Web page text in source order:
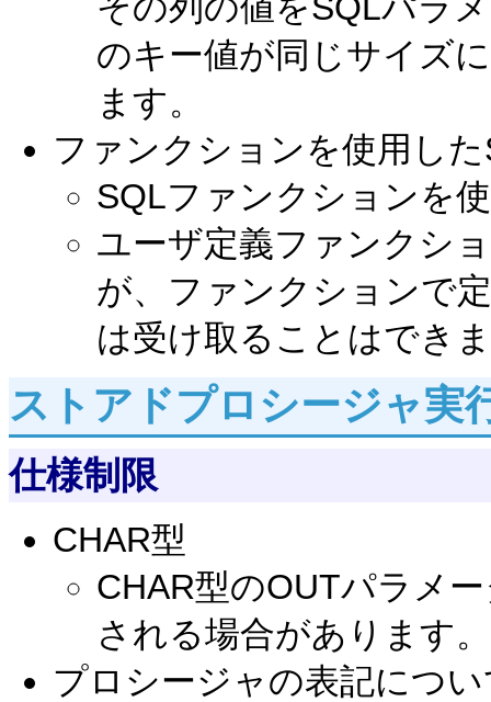
のキー値が同じサイズ
ます。
ファンクションを使用し
SQLファンクションを
ユーザ定義ファンクシ
が、ファンクションで
は受け取ることはでき
ストアドプロシージャ実
仕様制限
CHAR型
CHAR型のOUTパラメ
される場合があります。
プロシージャの表記につ